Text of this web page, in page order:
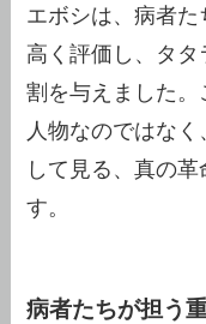
エボシは、病者
高く評価し、タ
割を与えました
人物なのではな
して見る、真の
す。
病者たちが担う